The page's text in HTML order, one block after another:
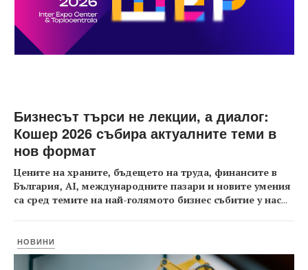
Бизнесът търси не лекции, а диалог:
Кошер 2026 събира актуалните теми в
нов формат
Цените на храните, бъдещето на труда, финансите в
България, AI, международните пазари и новите умения
са сред темите на най-голямото бизнес събитие у нас...
НОВИНИ